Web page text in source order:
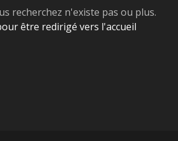
recherchez n'existe pas ou plus.
être redirigé vers l'accueil